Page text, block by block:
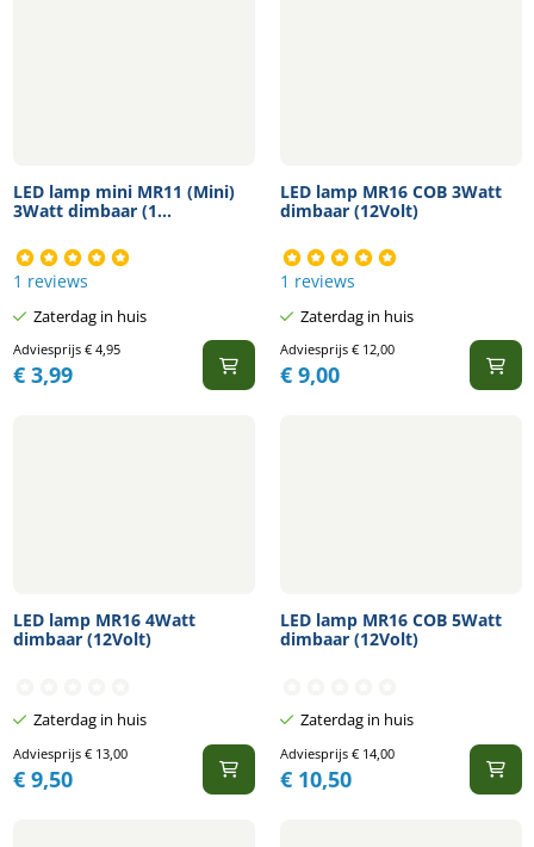
LED lamp mini MR11 (Mini)
3Watt dimbaar (1...
1 reviews
Zaterdag in huis
Adviesprijs €4,95
€3,99
LED lamp MR16 COB 3Watt
dimbaar (12Volt)
1 reviews
Zaterdag in huis
Adviesprijs €12,00
€9,00
LED lamp MR16 4Watt
dimbaar (12Volt)
Zaterdag in huis
Adviesprijs €13,00
€9,50
LED lamp MR16 COB 5Watt
dimbaar (12Volt)
Zaterdag in huis
Adviesprijs €14,00
€10,50